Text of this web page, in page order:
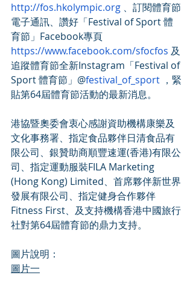
http://fos.hkolympic.org 、訂閱體育節
電子通訊、讚好「Festival of Sport 體
育節」Facebook專頁
https://www.facebook.com/sfocfos 及
追蹤體育節全新Instagram「Festival of
Sport 體育節」@festival_of_sport ，緊
貼第64屆體育節活動的最新消息。
港協暨奧委會衷心感謝資助機構康樂及
文化事務署、指定食品夥伴日清食品有
限公司、銀贊助商順豐速運(香港)有限公
司、指定運動服裝FILA Marketing
(Hong Kong) Limited、首席夥伴新世界
發展有限公司、指定健身合作夥伴
Fitness First、及支持機構香港中國旅行
社對第64屆體育節的鼎力支持。
圖片說明：
圖片一